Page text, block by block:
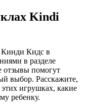
Kindi
Кинди Кидс в
в разделе
отзывы помогут
выбор. Расскажите,
игрушках, какие
ребенку.